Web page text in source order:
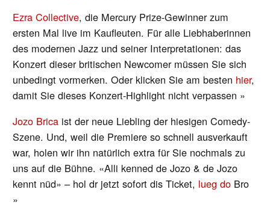
Ezra Collective, die Mercury Prize-Gewinner zum
ersten Mal live im Kaufleuten. Für alle Liebhaberinnen
des modernen Jazz und seiner Interpretationen: das
Konzert dieser britischen Newcomer müssen Sie sich
unbedingt vormerken. Oder klicken Sie am besten hier,
damit Sie dieses Konzert-Highlight nicht verpassen »
Jozo Brica ist der neue Liebling der hiesigen Comedy-
Szene. Und, weil die Premiere so schnell ausverkauft
war, holen wir ihn natürlich extra für Sie nochmals zu
uns auf die Bühne. «Alli kenned de Jozo & de Jozo
kennt nüd» – hol dr jetzt sofort dis Ticket, lueg do Bro
»